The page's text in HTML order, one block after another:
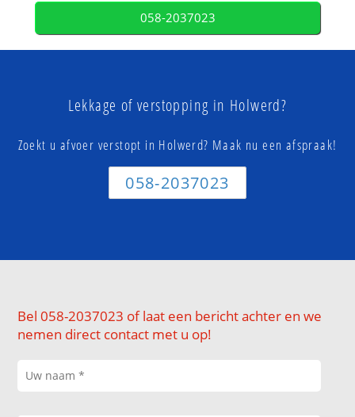
058-2037023
Lekkage of verstopping in Holwerd?
Zoekt u afvoer verstopt in Holwerd? Maak nu een afspraak!
058-2037023
Bel 058-2037023 of laat een bericht achter en we
nemen direct contact met u op!